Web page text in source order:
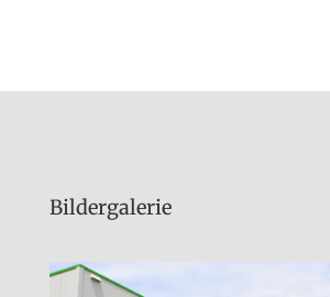
Bildergalerie